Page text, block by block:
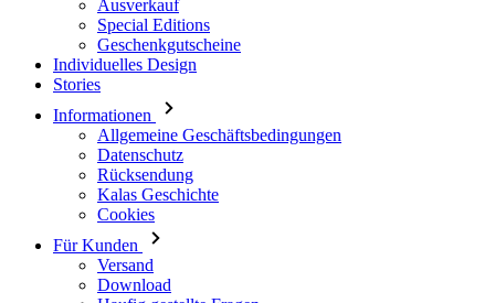
Informationen
Allgemeine Geschäftsbedingungen
Datenschutz
Rücksendung
Kalas Geschichte
Cookies
Für Kunden
Versand
Download
Haufig gestellte Fragen
Grössentabelle
Kontakt
Anmelden